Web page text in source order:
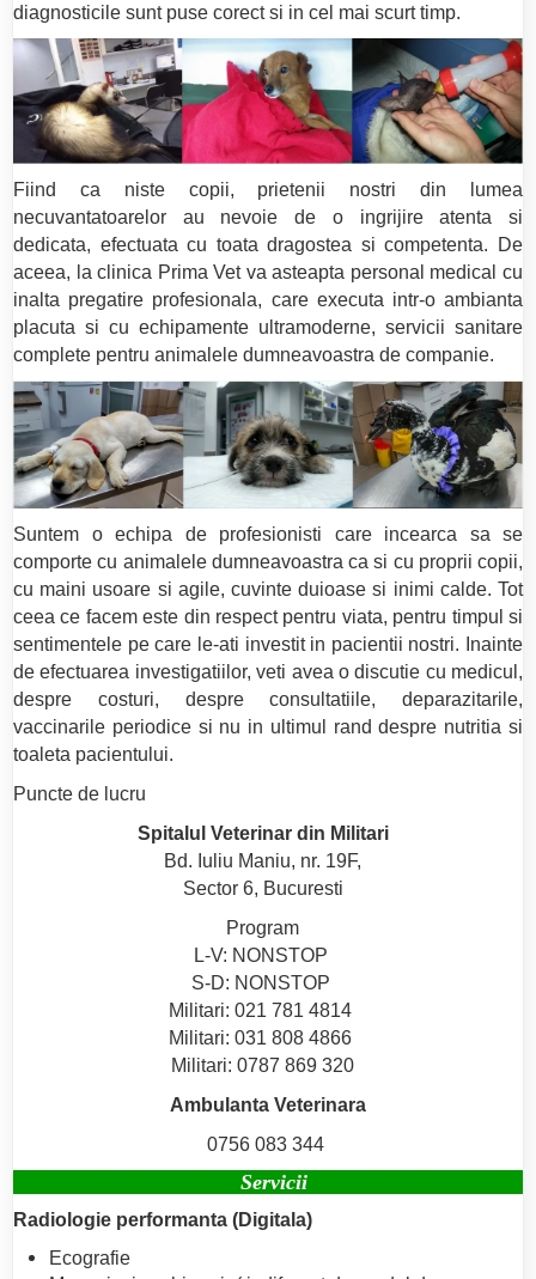
diagnosticile sunt puse corect si in cel mai scurt timp.
Fiind ca niste copii, prietenii nostri din lumea
necuvantatoarelor au nevoie de o ingrijire atenta si
dedicata, efectuata cu toata dragostea si competenta. De
aceea, la clinica Prima Vet va asteapta personal medical cu
inalta pregatire profesionala, care executa intr-o ambianta
placuta si cu echipamente ultramoderne, servicii sanitare
complete pentru animalele dumneavoastra de companie.
Suntem o echipa de profesionisti care incearca sa se
comporte cu animalele dumneavoastra ca si cu proprii copii,
cu maini usoare si agile, cuvinte duioase si inimi calde. Tot
ceea ce facem este din respect pentru viata, pentru timpul si
sentimentele pe care le-ati investit in pacientii nostri. Inainte
de efectuarea investigatiilor, veti avea o discutie cu medicul,
despre costuri, despre consultatiile, deparazitarile,
vaccinarile periodice si nu in ultimul rand despre nutritia si
toaleta pacientului.
Puncte de lucru
Spitalul Veterinar din Militari
Bd. Iuliu Maniu, nr. 19F,
Sector 6, Bucuresti
Program
L-V: NONSTOP
S-D: NONSTOP
Militari: 021 781 4814
Militari: 031 808 4866
Militari: 0787 869 320
Ambulanta Veterinara
0756 083 344
Servicii
Radiologie performanta (Digitala)
Ecografie